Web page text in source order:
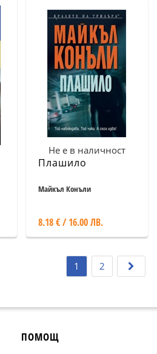
Не е в наличност
Плашило
Майкъл Конъли
8.18 € / 16.00 ЛВ.
1 2
ПОМОЩ